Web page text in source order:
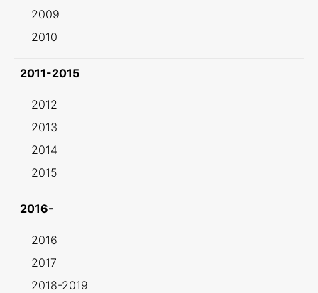
2009
2010
2011-2015
2012
2013
2014
2015
2016-
2016
2017
2018-2019